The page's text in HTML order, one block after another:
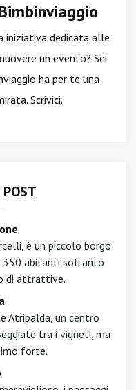
iniziativa dedicata alle
un evento? Sei
ha per te una
Scrivici.
POST
è un piccolo borgo
350 abitanti soltanto
di attrattive.
Atripalda, un centro
tra i vigneti, ma
forte.